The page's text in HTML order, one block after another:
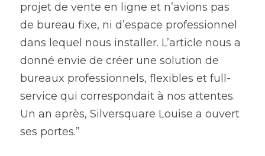
projet de vente en ligne et n’avions pas
de bureau fixe, ni d’espace professionnel
dans lequel nous installer. L’article nous a
donné envie de créer une solution de
bureaux professionnels, flexibles et full-
service qui correspondait à nos attentes.
Un an après, Silversquare Louise a ouvert
ses portes.”